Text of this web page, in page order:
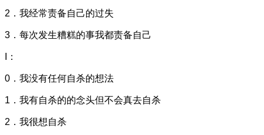
2．我经常责备自己的过失
3．每次发生糟糕的事我都责备自己
I：
0．我没有任何自杀的想法
1．我有自杀的的念头但不会真去自杀
2．我很想自杀